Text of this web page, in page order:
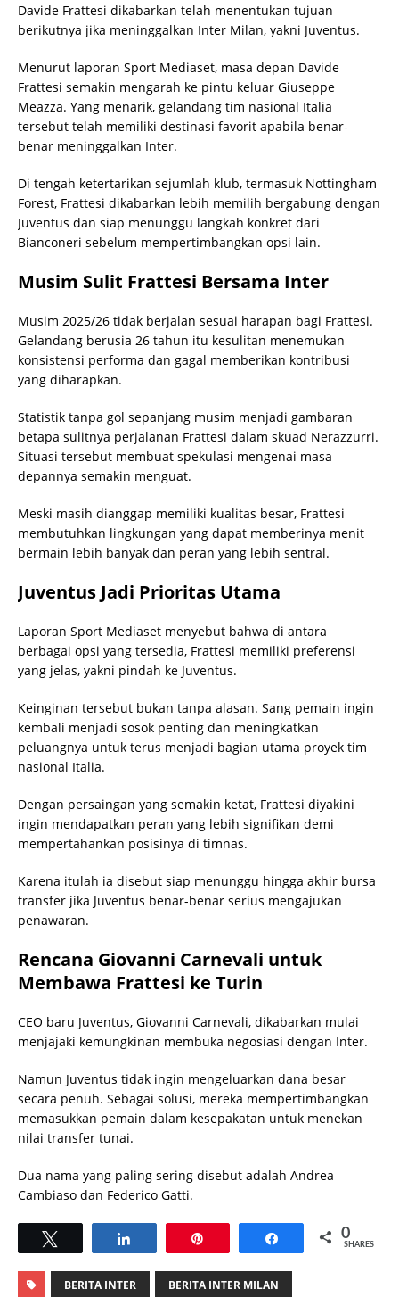
Davide Frattesi dikabarkan telah menentukan tujuan
berikutnya jika meninggalkan Inter Milan, yakni Juventus.
Menurut laporan Sport Mediaset, masa depan Davide
Frattesi semakin mengarah ke pintu keluar Giuseppe
Meazza. Yang menarik, gelandang tim nasional Italia
tersebut telah memiliki destinasi favorit apabila benar-
benar meninggalkan Inter.
Di tengah ketertarikan sejumlah klub, termasuk Nottingham
Forest, Frattesi dikabarkan lebih memilih bergabung dengan
Juventus dan siap menunggu langkah konkret dari
Bianconeri sebelum mempertimbangkan opsi lain.
Musim Sulit Frattesi Bersama Inter
Musim 2025/26 tidak berjalan sesuai harapan bagi Frattesi.
Gelandang berusia 26 tahun itu kesulitan menemukan
konsistensi performa dan gagal memberikan kontribusi
yang diharapkan.
Statistik tanpa gol sepanjang musim menjadi gambaran
betapa sulitnya perjalanan Frattesi dalam skuad Nerazzurri.
Situasi tersebut membuat spekulasi mengenai masa
depannya semakin menguat.
Meski masih dianggap memiliki kualitas besar, Frattesi
membutuhkan lingkungan yang dapat memberinya menit
bermain lebih banyak dan peran yang lebih sentral.
Juventus Jadi Prioritas Utama
Laporan Sport Mediaset menyebut bahwa di antara
berbagai opsi yang tersedia, Frattesi memiliki preferensi
yang jelas, yakni pindah ke Juventus.
Keinginan tersebut bukan tanpa alasan. Sang pemain ingin
kembali menjadi sosok penting dan meningkatkan
peluangnya untuk terus menjadi bagian utama proyek tim
nasional Italia.
Dengan persaingan yang semakin ketat, Frattesi diyakini
ingin mendapatkan peran yang lebih signifikan demi
mempertahankan posisinya di timnas.
Karena itulah ia disebut siap menunggu hingga akhir bursa
transfer jika Juventus benar-benar serius mengajukan
penawaran.
Rencana Giovanni Carnevali untuk
Membawa Frattesi ke Turin
CEO baru Juventus, Giovanni Carnevali, dikabarkan mulai
menjajaki kemungkinan membuka negosiasi dengan Inter.
Namun Juventus tidak ingin mengeluarkan dana besar
secara penuh. Sebagai solusi, mereka mempertimbangkan
memasukkan pemain dalam kesepakatan untuk menekan
nilai transfer tunai.
Dua nama yang paling sering disebut adalah Andrea
Cambiaso dan Federico Gatti.
Share 0
SHARES
BERITA INTER BERITA INTER MILAN